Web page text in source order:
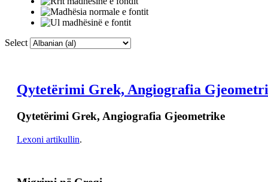
Select
Qytetërimi Grek, Angiografia
Qytetërimi Grek, Angiografia Gjeometrike
Lexoni artikullin.